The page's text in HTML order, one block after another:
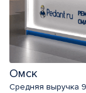
Омск
Средняя выручка